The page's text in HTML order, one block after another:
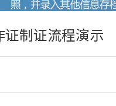
证制证流程演示